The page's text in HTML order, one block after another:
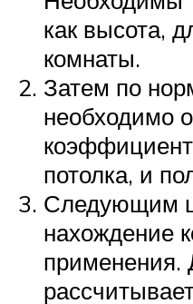
как высота,
комнаты.
Затем по
необходимо
потолка, и
Следующим
нахождение
применения.